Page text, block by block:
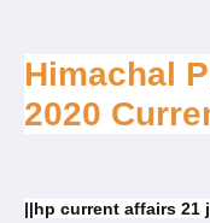
Himachal
2020
||hp current affairs 21